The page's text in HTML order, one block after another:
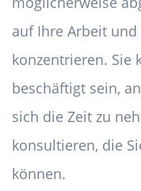
auf Ihre Arbeit
konzentrieren. Sie
beschäftigt sein,
sich die Zeit zu
konsultieren, die
können.